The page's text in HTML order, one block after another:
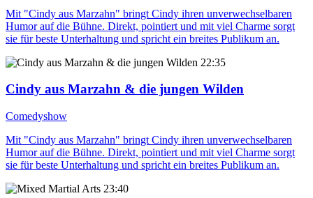
Mit "Cindy aus Marzahn" bringt Cindy ihren unverwechselbaren
Humor auf die Bühne. Direkt, pointiert und mit viel Charme sorgt
sie für beste Unterhaltung und spricht ein breites Publikum an.
22:35
Cindy aus Marzahn & die jungen Wilden
Comedyshow
Mit "Cindy aus Marzahn" bringt Cindy ihren unverwechselbaren
Humor auf die Bühne. Direkt, pointiert und mit viel Charme sorgt
sie für beste Unterhaltung und spricht ein breites Publikum an.
23:40